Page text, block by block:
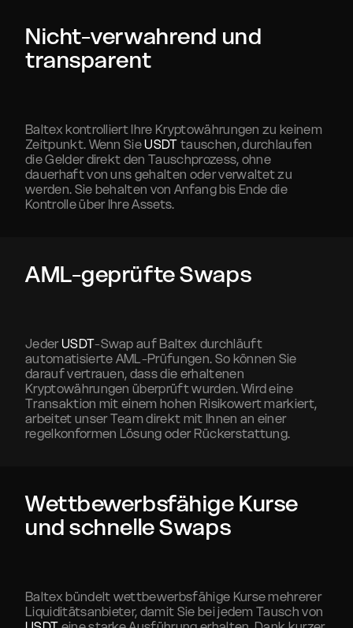
Nicht-verwahrend und
transparent
Baltex kontrolliert Ihre Kryptowährungen zu keinem
Zeitpunkt. Wenn SieUSDT tauschen, durchlaufen
die Gelder direkt den Tauschprozess, ohne
dauerhaft von uns gehalten oder verwaltet zu
werden. Sie behalten von Anfang bis Ende die
Kontrolle über Ihre Assets.
AML-geprüfte Swaps
JederUSDT-Swap auf Baltex durchläuft
automatisierte AML-Prüfungen. So können Sie
darauf vertrauen, dass die erhaltenen
Kryptowährungen überprüft wurden. Wird eine
Transaktion mit einem hohen Risikowert markiert,
arbeitet unser Team direkt mit Ihnen an einer
regelkonformen Lösung oder Rückerstattung.
Wettbewerbsfähige Kurse
und schnelle Swaps
Baltex bündelt wettbewerbsfähige Kurse mehrerer
Liquiditätsanbieter, damit Sie bei jedem Tausch von